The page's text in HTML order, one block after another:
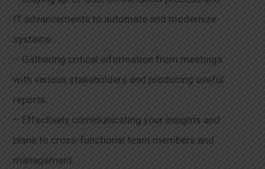
IT advancements to automate and modernize
systems.
– Gathering critical information from meetings
with various stakeholders and producing useful
reports.
– Effectively communicating your insights and
plans to cross-functional team members and
management.